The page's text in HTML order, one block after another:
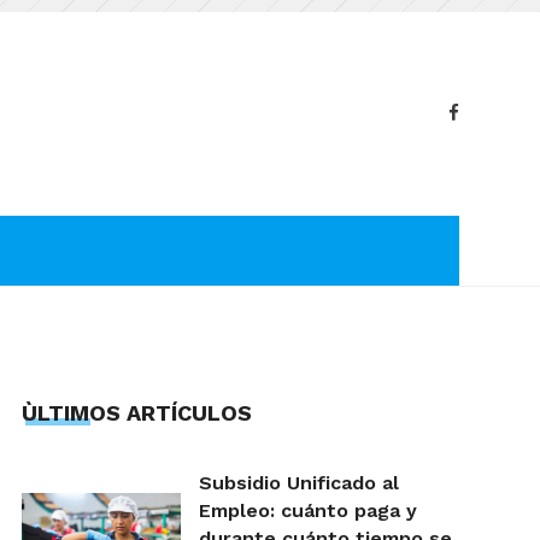
ÙLTIMOS ARTÍCULOS
Subsidio Unificado al
Empleo: cuánto paga y